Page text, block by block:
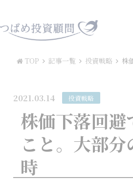
TOP 記事一覧 投資戦略 株
2021.03.14 投資戦略
株価下落回避
こと。大部分
時